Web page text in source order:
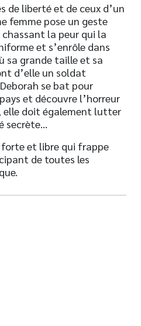
de liberté et de ceux d’un
femme pose un geste
la peur qui la
et s’enrôle dans
sa grande taille et sa
d’elle un soldat
se bat pour
et découvre l’horreur
elle doit également lutter
secrète…
et libre qui frappe
de toutes les